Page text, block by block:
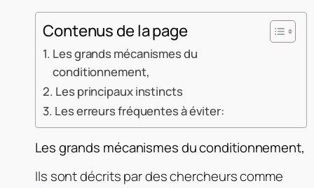
Contenus de la page
Les grands mécanismes du
conditionnement,
Les principaux instincts
Les erreurs fréquentes à éviter:
Les grands mécanismes du conditionnement,
Ils sont décrits par des chercheurs comme